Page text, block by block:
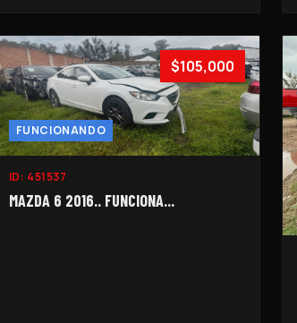
$105,000
FUNCIONANDO
ID: 451537
MAZDA 6 2016.. FUNCIONA...